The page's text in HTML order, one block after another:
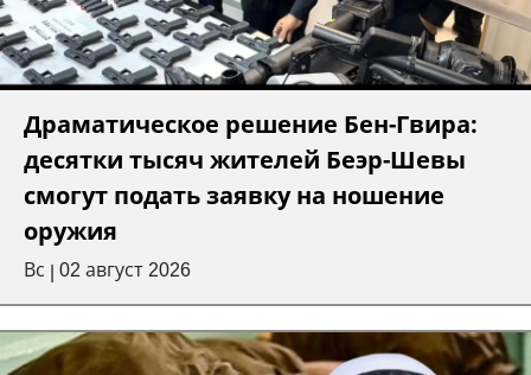
Драматическое решение Бен-Гвира:
десятки тысяч жителей Беэр-Шевы
смогут подать заявку на ношение
оружия
Вс 02 август 2026